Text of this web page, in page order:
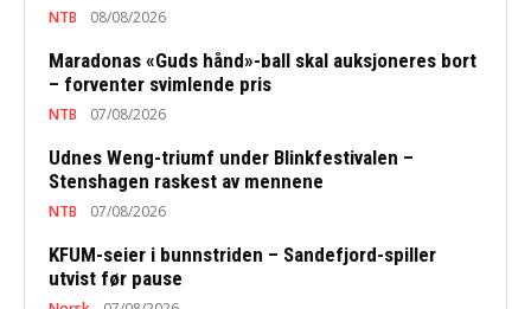
NTB 08/08/2026
Maradonas «Guds hånd»-ball skal auksjoneres bort
– forventer svimlende pris
NTB 07/08/2026
Udnes Weng-triumf under Blinkfestivalen –
Stenshagen raskest av mennene
NTB 07/08/2026
KFUM-seier i bunnstriden – Sandefjord-spiller
utvist før pause